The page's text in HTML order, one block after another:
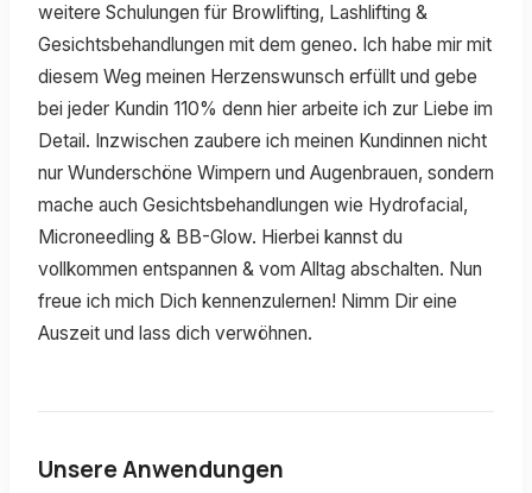
weitere Schulungen für Browlifting, Lashlifting &
Gesichtsbehandlungen mit dem geneo. Ich habe mir mit
diesem Weg meinen Herzenswunsch erfüllt und gebe
bei jeder Kundin 110% denn hier arbeite ich zur Liebe im
Detail. Inzwischen zaubere ich meinen Kundinnen nicht
nur Wunderschöne Wimpern und Augenbrauen, sondern
mache auch Gesichtsbehandlungen wie Hydrofacial,
Microneedling & BB-Glow. Hierbei kannst du
vollkommen entspannen & vom Alltag abschalten. Nun
freue ich mich Dich kennenzulernen! Nimm Dir eine
Auszeit und lass dich verwöhnen.
Unsere Anwendungen